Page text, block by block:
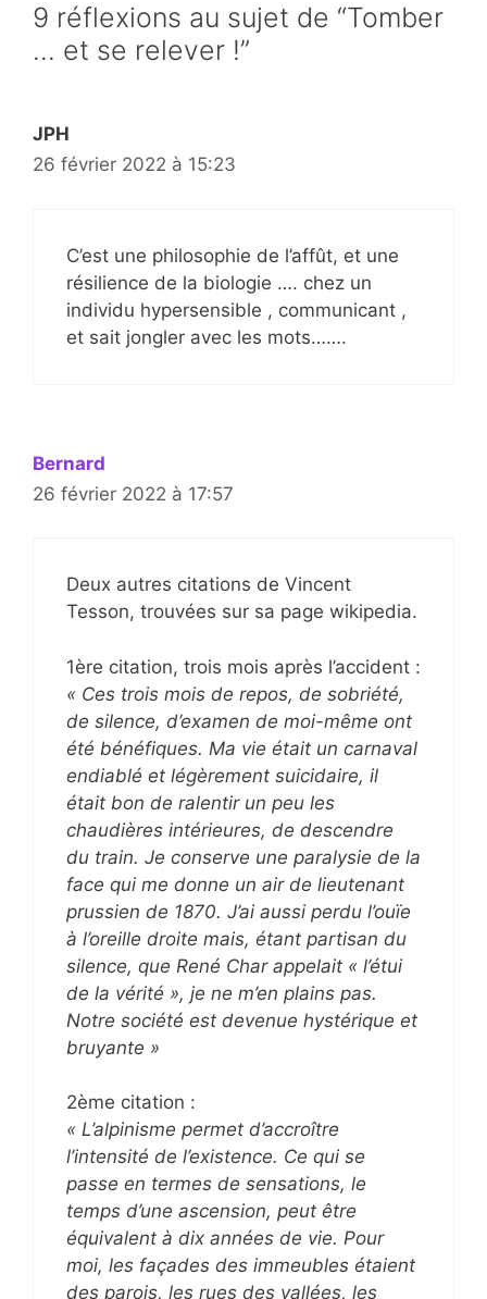
9 réflexions au sujet de “Tomber
… et se relever !”
JPH
26 février 2022 à 15:23
C’est une philosophie de l’affût, et une
résilience de la biologie …. chez un
individu hypersensible , communicant ,
et sait jongler avec les mots…….
Bernard
26 février 2022 à 17:57
Deux autres citations de Vincent
Tesson, trouvées sur sa page wikipedia.
1ère citation, trois mois après l’accident :
« Ces trois mois de repos, de sobriété,
de silence, d’examen de moi-même ont
été bénéfiques. Ma vie était un carnaval
endiablé et légèrement suicidaire, il
était bon de ralentir un peu les
chaudières intérieures, de descendre
du train. Je conserve une paralysie de la
face qui me donne un air de lieutenant
prussien de 1870. J’ai aussi perdu l’ouïe
à l’oreille droite mais, étant partisan du
silence, que René Char appelait « l’étui
de la vérité », je ne m’en plains pas.
Notre société est devenue hystérique et
bruyante »
2ème citation :
« L’alpinisme permet d’accroître
l’intensité de l’existence. Ce qui se
passe en termes de sensations, le
temps d’une ascension, peut être
équivalent à dix années de vie. Pour
moi, les façades des immeubles étaient
des parois, les rues des vallées, les